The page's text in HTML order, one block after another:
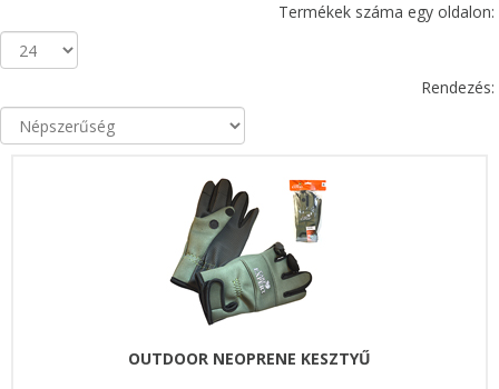
Termékek száma egy oldalon:
Rendezés:
OUTDOOR NEOPRENE KESZTYŰ